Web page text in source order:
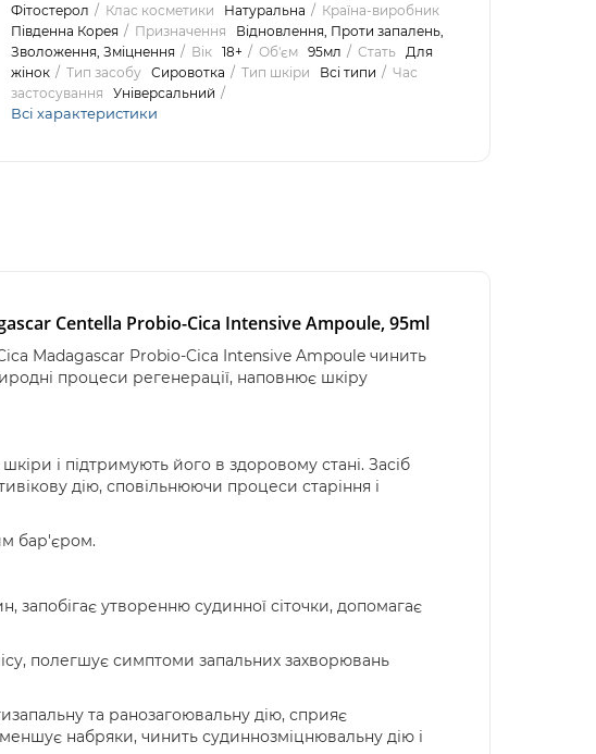
Фітостерол
Клас косметики Натуральна
Країна-виробник
Південна Корея
Призначення
Відновлення, Проти запалень,
Зволоження, Зміцнення
Вік 18+ Об'єм 95мл Стать
Для
жінок
Тип засобу Сировотка Тип шкіри Всі типи
Час
застосування
Універсальний
Всі характеристики
Centella Probio-Cica Intensive Ampoule, 95ml
Madagascar Probio-Cica Intensive Ampoule чинить
процеси регенерації, наповнює шкіру
і підтримують його в здоровому стані. Засіб
дію, сповільнюючи процеси старіння і
бар'єром.
запобігає утворенню судинної сіточки, допомагає
полегшує симптоми запальних захворювань
та ранозагоювальну дію, сприяє
набряки, чинить судиннозміцнювальну дію і